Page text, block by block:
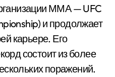
ММА — UFC
и продолжает
карьере. Его
состоит из более
поражений.